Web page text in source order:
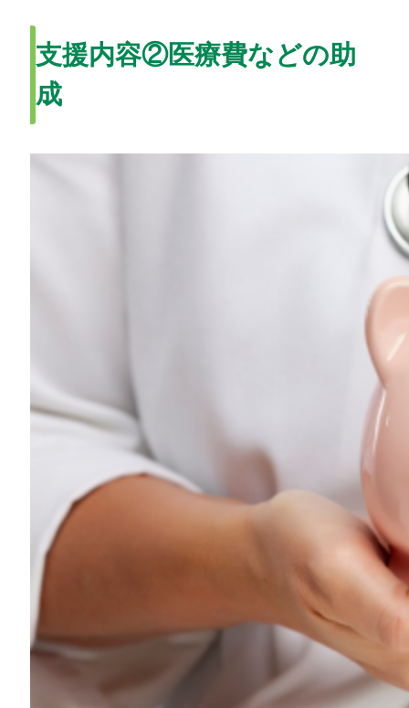
支援内容②医療費などの助
成